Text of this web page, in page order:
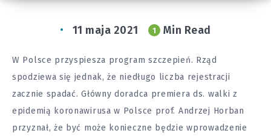
11 maja 2021 1 Min Read
W Polsce przyspiesza program szczepień. Rząd
spodziewa się jednak, że niedługo liczba rejestracji
zacznie spadać. Główny doradca premiera ds. walki z
epidemią koronawirusa w Polsce prof. Andrzej Horban
przyznał, że być może konieczne będzie wprowadzenie